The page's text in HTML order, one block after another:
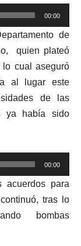
00:00
de
quien plateó
lo cual aseguró
al lugar este
de las
ya había sido
00:00
acuerdos para
tras lo
bombas